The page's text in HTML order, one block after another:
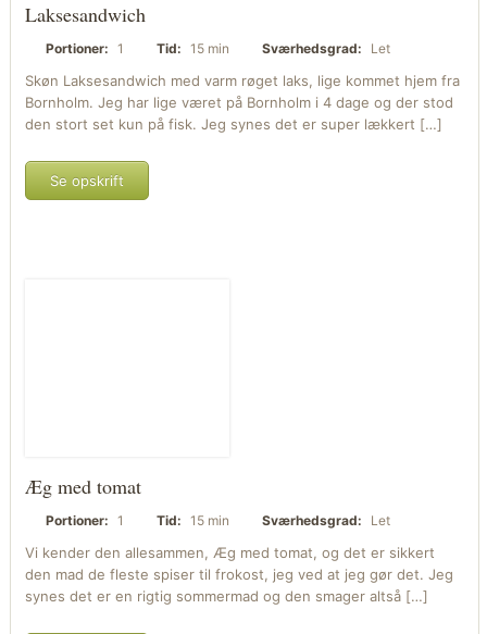
Laksesandwich
Portioner: 1 Tid: 15 min Sværhedsgrad: Let
Skøn Laksesandwich med varm røget laks, lige kommet hjem fra
Bornholm. Jeg har lige været på Bornholm i 4 dage og der stod
den stort set kun på fisk. Jeg synes det er super lækkert […]
Se opskrift
Æg med tomat
Portioner: 1 Tid: 15 min Sværhedsgrad: Let
Vi kender den allesammen, Æg med tomat, og det er sikkert
den mad de fleste spiser til frokost, jeg ved at jeg gør det. Jeg
synes det er en rigtig sommermad og den smager altså […]